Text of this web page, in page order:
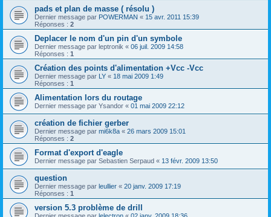
pads et plan de masse ( résolu )
Dernier message par POWERMAN « 15 avr. 2011 15:39
Réponses : 2
Deplacer le nom d'un pin d'un symbole
Dernier message par leptronik « 06 juil. 2009 14:58
Réponses : 1
Création des points d'alimentation +Vcc -Vcc
Dernier message par LY « 18 mai 2009 1:49
Réponses : 1
Alimentation lors du routage
Dernier message par Ysandor « 01 mai 2009 22:12
création de fichier gerber
Dernier message par mi6k8a « 26 mars 2009 15:01
Réponses : 2
Format d'export d'eagle
Dernier message par Sebastien Serpaud « 13 févr. 2009 13:50
question
Dernier message par leullier « 20 janv. 2009 17:19
Réponses : 1
version 5.3 problème de drill